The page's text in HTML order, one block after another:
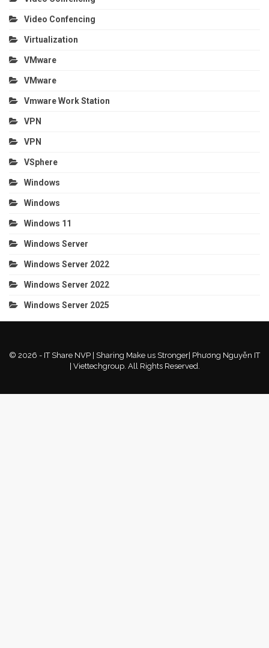
Video Confencing
Virtualization
VMware
VMware
Vmware Work Station
VPN
VPN
VSphere
Windows
Windows
Windows 11
Windows Server
Windows Server 2022
Windows Server 2022
Windows Server 2025
© 2026 - IT Share NVP | Sharing Make us Stronger| Phương Nguyễn IT
| Viettechgroup. All Rights Reserved.